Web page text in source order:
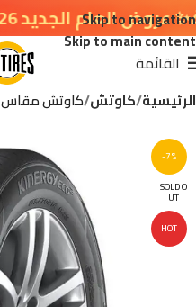
Skip to navigation
Skip to main content
القائمة
الرئيسية كاوتش كاوتش مقاس 15
-7%
SOLD O
UT
HOT
2026 ✨🎁 خصومات إضافية في سلة التسوق 🔥